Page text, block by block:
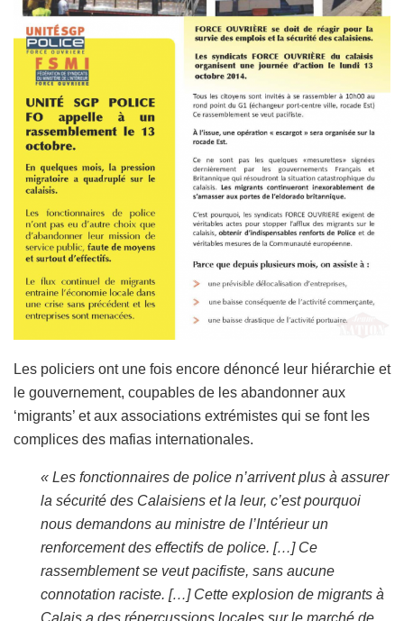
Les policiers ont une fois encore dénoncé leur hiérarchie et
le gouvernement, coupables de les abandonner aux
‘migrants’ et aux associations extrémistes qui se font les
complices des mafias internationales.
« Les fonctionnaires de police n’arrivent plus à assurer
la sécurité des Calaisiens et la leur, c’est pourquoi
nous demandons au ministre de l’Intérieur un
renforcement des effectifs de police. […] Ce
rassemblement se veut pacifiste, sans aucune
connotation raciste. […] Cette explosion de migrants à